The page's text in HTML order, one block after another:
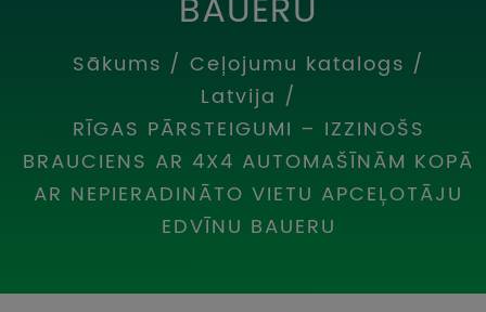
UZŅEMOŠAIS TŪRISMS
IMPRO KONKURSI
PIRMSLĪGUMA INFORMĀCIJA, KLIENTA LĪGUMS,
CEĻOJUMU APDROŠINĀŠANA
ATSAUKSMES PAR CEĻOJUMU
PIEMIŅAS ISTABA
Sākums / Ceļojumu katalogs /
Latvija /
RĪGAS PĀRSTEIGUMI – IZZINOŠS
BRAUCIENS AR 4X4 AUTOMAŠĪNĀM KOPĀ
AR NEPIERADINĀTO VIETU APCEĻOTĀJU
EDVĪNU BAUERU